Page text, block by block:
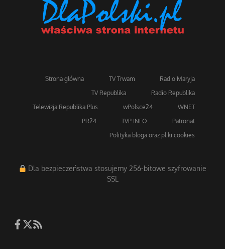
Strona główna TV Trwam
Radio Maryja
TV Republika
Radio Republika
Telewizja Republika Plus
wPolsce24
WNET
PR24
TVP INFO
Patronat
Polityka bloga oraz pliki cookies
Dla bezpieczeństwa stosujemy 256-bitowe szyfrowanie
SSL